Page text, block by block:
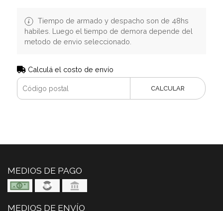
Tiempo de armado y despacho son de 48hs
habiles. Luego el tiempo de demora depende del
metodo de envio seleccionado.
Calculá el costo de envío
CALCULAR
MEDIOS DE PAGO
MEDIOS DE ENVÍO